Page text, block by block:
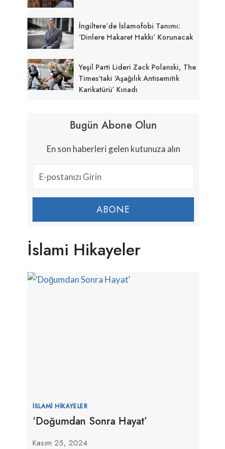
İngiltere’de İslamofobi Tanımı:
‘Dinlere Hakaret Hakkı’ Korunacak
Yeşil Parti Lideri Zack Polanski, The
Times’taki ‘aşağılık Antisemitik
Karikatürü’ Kınadı
Bugün Abone Olun
En son haberleri gelen kutunuza alın
ABONE
İslami Hikayeler
İSLAMI HIKAYELER
‘Doğumdan Sonra Hayat’
Kasım 25, 2024